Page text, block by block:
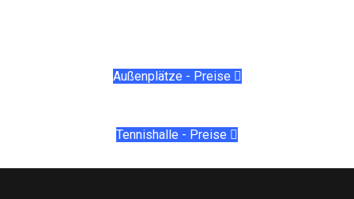
Außenplätze - Preise
Tennishalle - Preise